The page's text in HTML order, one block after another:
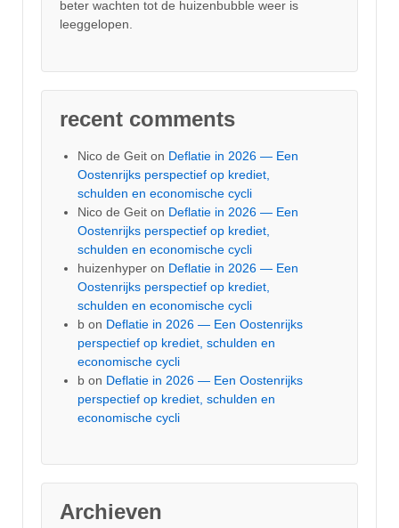
beter wachten tot de huizenbubble weer is
leeggelopen.
recent comments
Nico de Geit on Deflatie in 2026 — Een
Oostenrijks perspectief op krediet,
schulden en economische cycli
Nico de Geit on Deflatie in 2026 — Een
Oostenrijks perspectief op krediet,
schulden en economische cycli
huizenhyper on Deflatie in 2026 — Een
Oostenrijks perspectief op krediet,
schulden en economische cycli
b on Deflatie in 2026 — Een Oostenrijks
perspectief op krediet, schulden en
economische cycli
b on Deflatie in 2026 — Een Oostenrijks
perspectief op krediet, schulden en
economische cycli
Archieven